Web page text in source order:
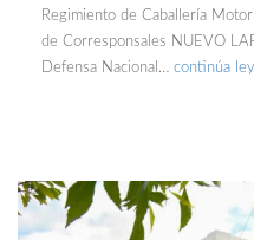
Regimiento de Caballería
de Corresponsales NUEVO
Defensa Nacional… continúa